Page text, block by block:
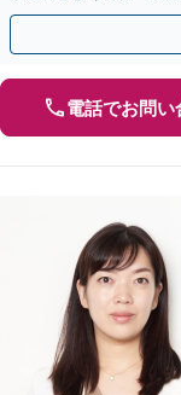
故など、介護事故のご
電話でお問い